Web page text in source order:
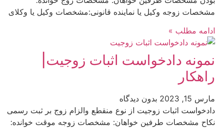
مشخصات زوجه وکیل یا نماینده قانونی:مشخصات وکیل یا وکلای
ادامه مطلب »
نمونه دادخواست اثبات زوجیت|
راهکار
مارس 15, 2023
بدون دیدگاه
دادخواست اثبات زوجیت از نوع منقطع والزام زوج بر ثبت رسمی
نکاح مشخصات طرفین خواهان: مشخصات زوجه موقت خوانده: